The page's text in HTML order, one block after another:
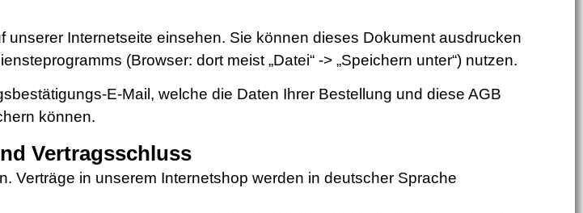
Internetseite einsehen. Sie können dieses Dokument ausdrucken
(Browser: dort meist „Datei“ -> „Speichern unter“) nutzen.
E-Mail, welche die Daten Ihrer Bestellung und diese AGB
können.
Vertragsschluss
Verträge in unserem Internetshop werden in deutscher Sprache